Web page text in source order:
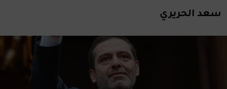
سعد الحريري